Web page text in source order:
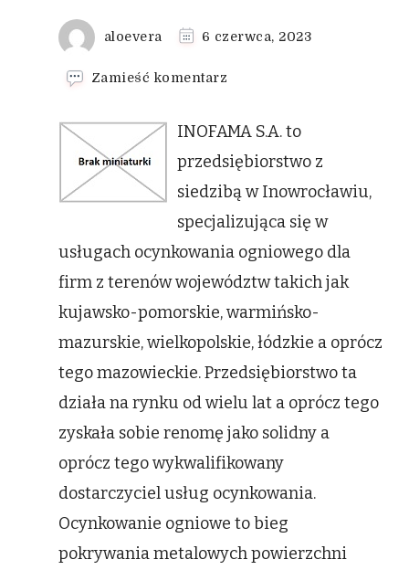
aloevera 6 czerwca, 2023
Zamieść komentarz
kujawsko
pomorskie
INOFAMA S.A. to
przedsiębiorstwo z
siedzibą w Inowrocławiu,
specjalizująca się w
usługach ocynkowania ogniowego dla
firm z terenów województw takich jak
kujawsko-pomorskie, warmińsko-
mazurskie, wielkopolskie, łódzkie a oprócz
tego mazowieckie. Przedsiębiorstwo ta
działa na rynku od wielu lat a oprócz tego
zyskała sobie renomę jako solidny a
oprócz tego wykwalifikowany
dostarczyciel usług ocynkowania.
Ocynkowanie ogniowe to bieg
pokrywania metalowych powierzchni